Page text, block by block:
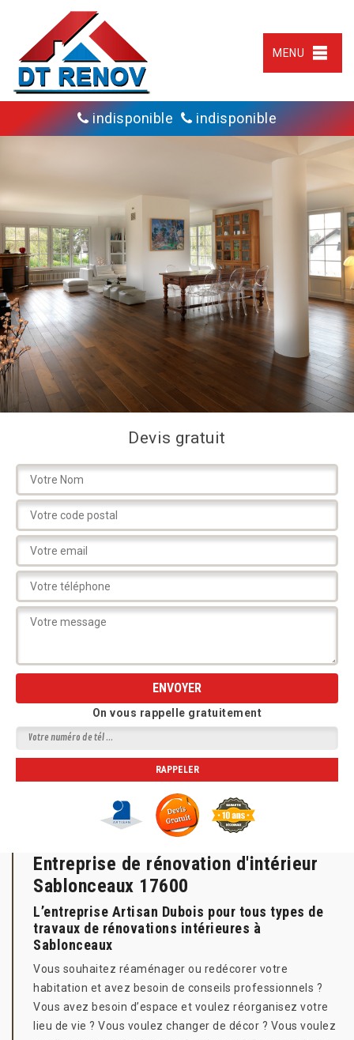
MENU
indisponible indisponible
Devis gratuit
On vous rappelle gratuitement
Entreprise de rénovation d'intérieur
Sablonceaux 17600
L’entreprise Artisan Dubois pour tous types de
travaux de rénovations intérieures à
Sablonceaux
Vous souhaitez réaménager ou redécorer votre
habitation et avez besoin de conseils professionnels ?
Vous avez besoin d’espace et voulez réorganisez votre
lieu de vie ? Vous voulez changer de décor ? Vous voulez